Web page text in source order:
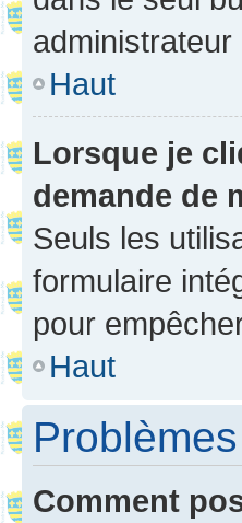
Haut
Lorsque je
demande de
Seuls les
formulaire
pour
Haut
Comment